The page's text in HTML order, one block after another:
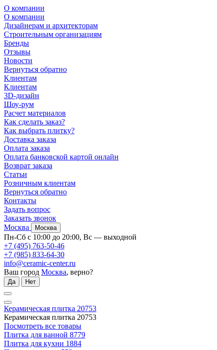
О компании
О компании
Дизайнерам и архитекторам
Строительным организациям
Бренды
Отзывы
Новости
Вернуться обратно
Клиентам
Клиентам
3D-дизайн
Шоу-рум
Расчет материалов
Как сделать заказ?
Как выбрать плитку?
Доставка заказа
Оплата заказа
Оплата банковской картой онлайн
Возврат заказа
Статьи
Розничным клиентам
Вернуться обратно
Контакты
Задать вопрос
Заказать звонок
Москва
Москва
Пн-Сб с 10:00 до 20:00, Вс — выходной
+7 (495) 763-50-46
+7 (985) 833-64-30
info@ceramic-center.ru
Ваш город Москва, верно?
Да Нет
Керамическая плитка 20753
Керамическая плитка 20753
Посмотреть все товары
Плитка для ванной 8779
Плитка для кухни 1884